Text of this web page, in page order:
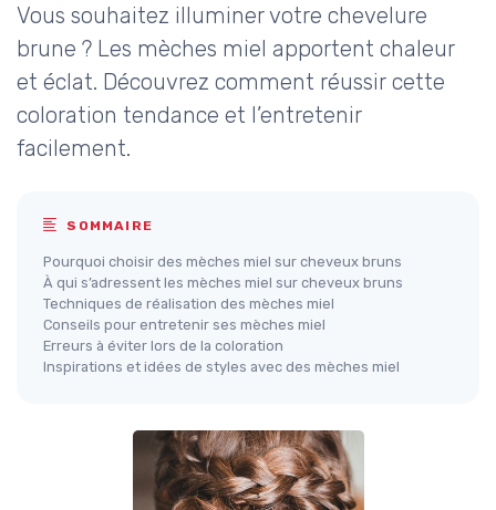
Vous souhaitez illuminer votre chevelure
brune ? Les mèches miel apportent chaleur
et éclat. Découvrez comment réussir cette
coloration tendance et l’entretenir
facilement.
SOMMAIRE
Pourquoi choisir des mèches miel sur cheveux bruns
À qui s’adressent les mèches miel sur cheveux bruns
Techniques de réalisation des mèches miel
Conseils pour entretenir ses mèches miel
Erreurs à éviter lors de la coloration
Inspirations et idées de styles avec des mèches miel